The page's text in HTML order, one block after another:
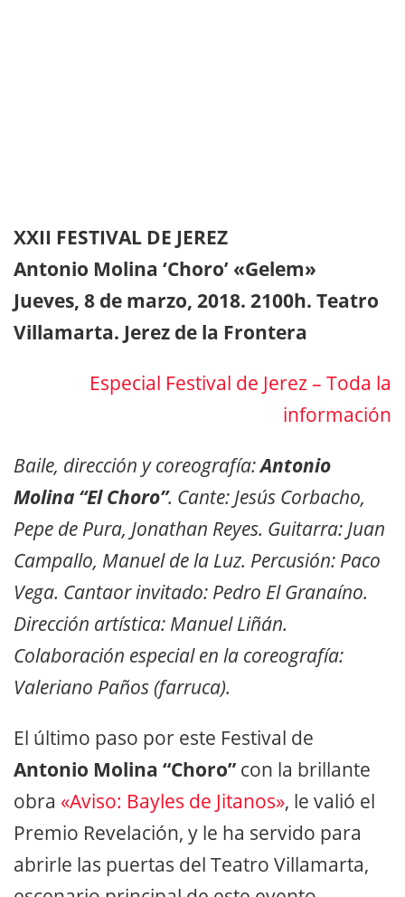
XXII FESTIVAL DE JEREZ
Antonio Molina ‘Choro’ «Gelem»
Jueves, 8 de marzo, 2018. 2100h. Teatro
Villamarta. Jerez de la Frontera
Especial Festival de Jerez – Toda la
información
Baile, dirección y coreografía:Antonio
Molina “El Choro”. Cante: Jesús Corbacho,
Pepe de Pura, Jonathan Reyes. Guitarra: Juan
Campallo, Manuel de la Luz. Percusión: Paco
Vega. Cantaor invitado: Pedro El Granaíno.
Dirección artística: Manuel Liñán.
Colaboración especial en la coreografía:
Valeriano Paños (farruca).
El último paso por este Festival de
Antonio Molina “Choro” con la brillante
obra «Aviso: Bayles de Jitanos», le valió el
Premio Revelación, y le ha servido para
abrirle las puertas del Teatro Villamarta,